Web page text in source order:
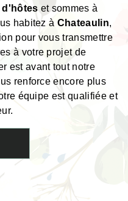
d'hôtes et sommes à
habitez à Chateaulin,
pour vous transmettre
à votre projet de
est avant tout notre
renforce encore plus
équipe est qualifiée et